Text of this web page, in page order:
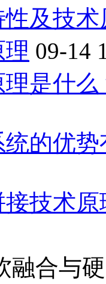
及技术
09-14
是什
的优
技术原
融合与